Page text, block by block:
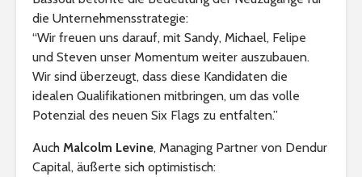
die Unternehmensstrategie:
“Wir freuen uns darauf, mit Sandy, Michael, Felipe
und Steven unser Momentum weiter auszubauen.
Wir sind überzeugt, dass diese Kandidaten die
idealen Qualifikationen mitbringen, um das volle
Potenzial des neuen Six Flags zu entfalten.”
Auch Malcolm Levine, Managing Partner von Dendur
Capital, äußerte sich optimistisch: